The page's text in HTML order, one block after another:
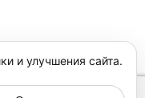
и улучшения сайта.